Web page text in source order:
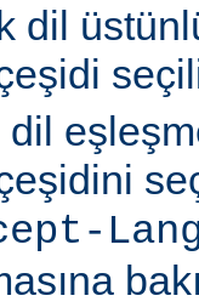
dil
dil